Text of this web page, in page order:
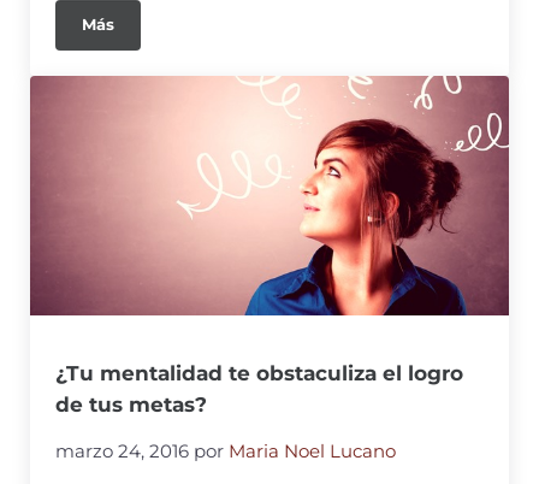
Más
¿Tu mentalidad te obstaculiza el logro
de tus metas?
marzo 24, 2016 por Maria Noel Lucano